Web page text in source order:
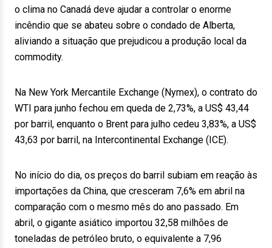
o clima no Canadá deve ajudar a controlar o enorme
incêndio que se abateu sobre o condado de Alberta,
aliviando a situação que prejudicou a produção local da
commodity.
Na New York Mercantile Exchange (Nymex), o contrato do
WTI para junho fechou em queda de 2,73%, a US$ 43,44
por barril, enquanto o Brent para julho cedeu 3,83%, a US$
43,63 por barril, na Intercontinental Exchange (ICE).
No início do dia, os preços do barril subiam em reação às
importações da China, que cresceram 7,6% em abril na
comparação com o mesmo mês do ano passado. Em
abril, o gigante asiático importou 32,58 milhões de
toneladas de petróleo bruto, o equivalente a 7,96